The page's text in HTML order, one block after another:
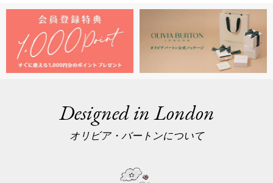
Designed in London
オリビア・バートンについて